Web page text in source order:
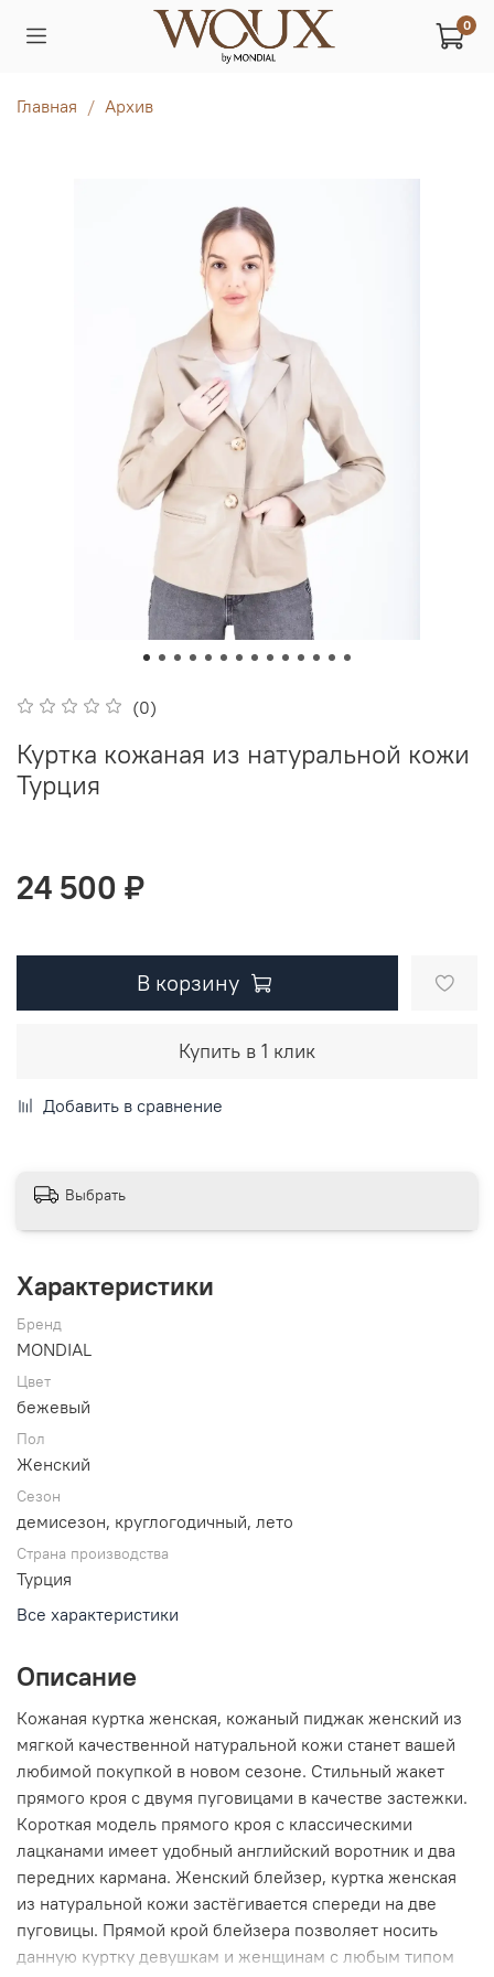
0
Главная Архив
(0)
Куртка кожаная из натуральной кожи
Турция
24 500 ₽
В корзину
Купить в 1 клик
Добавить в сравнение
Выбрать
Характеристики
Бренд
MONDIAL
Цвет
бежевый
Пол
Женский
Сезон
демисезон, круглогодичный, лето
Страна производства
Турция
Все характеристики
Описание
Кожаная куртка женская, кожаный пиджак женский из
мягкой качественной натуральной кожи станет вашей
любимой покупкой в новом сезоне. Стильный жакет
прямого кроя с двумя пуговицами в качестве застежки.
Короткая модель прямого кроя с классическими
лацканами имеет удобный английский воротник и два
передних кармана. Женский блейзер, куртка женская
из натуральной кожи застёгивается спереди на две
пуговицы. Прямой крой блейзера позволяет носить
данную куртку девушкам и женщинам с любым типом